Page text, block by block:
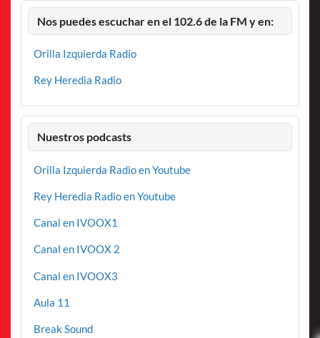
Nos puedes escuchar en el 102.6 de la FM y en:
Orilla Izquierda Radio
Rey Heredia Radio
Nuestros podcasts
Orilla Izquierda Radio en Youtube
Rey Heredia Radio en Youtube
Canal en IVOOX1
Canal en IVOOX 2
Canal en IVOOX3
Aula 11
Break Sound